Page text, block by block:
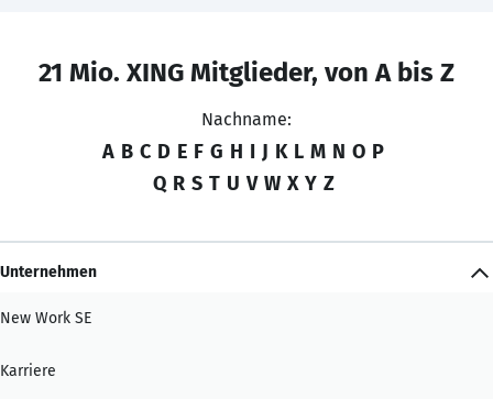
21 Mio. XING Mitglieder, von A bis Z
Nachname:
A B C D E F G H I J K L M N O P
Q R S T U V W X Y Z
Unternehmen
New Work SE
Karriere